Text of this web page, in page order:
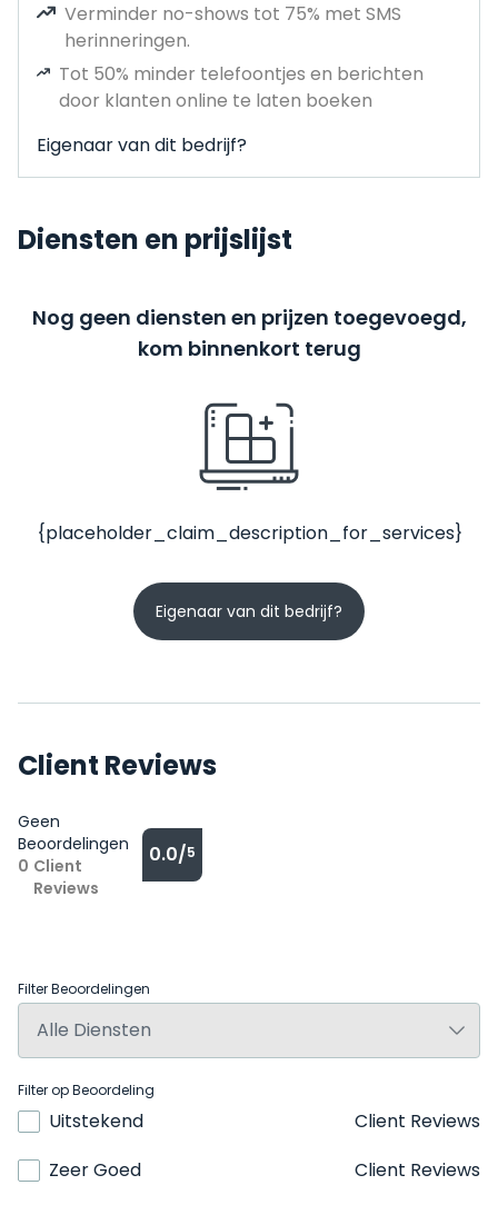
Verminder no-shows tot 75% met SMS
herinneringen.
Tot 50% minder telefoontjes en berichten
door klanten online te laten boeken
Eigenaar van dit bedrijf?
Diensten en prijslijst
Nog geen diensten en prijzen toegevoegd,
kom binnenkort terug
{placeholder_claim_description_for_services}
Eigenaar van dit bedrijf?
Client Reviews
Geen
Beoordelingen
0 Client
Reviews
0.0/5
Filter Beoordelingen
Filter op Beoordeling
Uitstekend
Client Reviews
Zeer Goed
Client Reviews